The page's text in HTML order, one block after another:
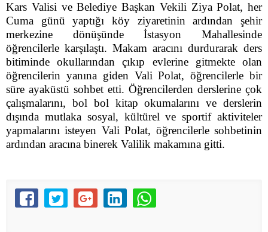
Kars Valisi ve Belediye Başkan Vekili Ziya Polat, her
Cuma günü yaptığı köy ziyaretinin ardından şehir
merkezine dönüşünde İstasyon Mahallesinde
öğrencilerle karşılaştı. Makam aracını durdurarak ders
bitiminde okullarından çıkıp evlerine gitmekte olan
öğrencilerin yanına giden Vali Polat, öğrencilerle bir
süre ayaküstü sohbet etti. Öğrencilerden derslerine çok
çalışmalarını, bol bol kitap okumalarını ve derslerin
dışında mutlaka sosyal, kültürel ve sportif aktiviteler
yapmalarını isteyen Vali Polat, öğrencilerle sohbetinin
ardından aracına binerek Valilik makamına gitti.